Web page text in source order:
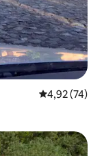
4,92 ud af 5 i
4,92 (74)